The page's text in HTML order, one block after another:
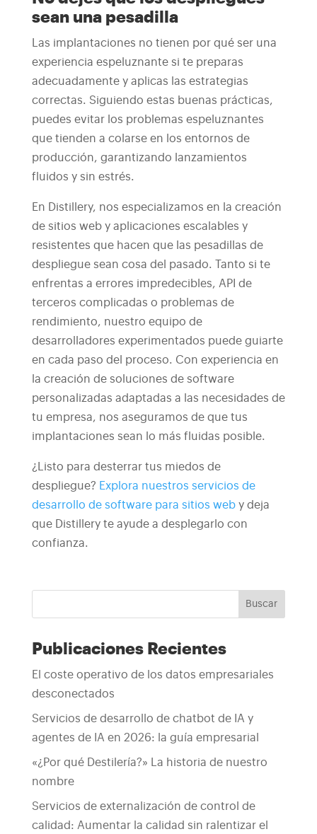
sean una pesadilla
Las implantaciones no tienen por qué ser una
experiencia espeluznante si te preparas
adecuadamente y aplicas las estrategias
correctas. Siguiendo estas buenas prácticas,
puedes evitar los problemas espeluznantes
que tienden a colarse en los entornos de
producción, garantizando lanzamientos
fluidos y sin estrés.
En Distillery, nos especializamos en la creación
de sitios web y aplicaciones escalables y
resistentes que hacen que las pesadillas de
despliegue sean cosa del pasado. Tanto si te
enfrentas a errores impredecibles, API de
terceros complicadas o problemas de
rendimiento, nuestro equipo de
desarrolladores experimentados puede guiarte
en cada paso del proceso. Con experiencia en
la creación de soluciones de software
personalizadas adaptadas a las necesidades de
tu empresa, nos aseguramos de que tus
implantaciones sean lo más fluidas posible.
¿Listo para desterrar tus miedos de
despliegue? Explora nuestros servicios de
desarrollo de software para sitios weby deja
que Distillery te ayude a desplegarlo con
confianza.
Buscar
Publicaciones Recientes
El coste operativo de los datos empresariales
desconectados
Servicios de desarrollo de chatbot de IA y
agentes de IA en 2026: la guía empresarial
«¿Por qué Destilería?» La historia de nuestro
nombre
Servicios de externalización de control de
calidad: Aumentar la calidad sin ralentizar el